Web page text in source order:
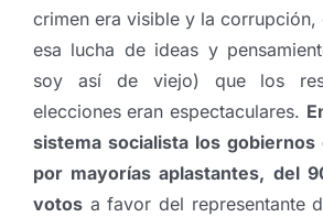
crimen era visible y la corrupción,
esa lucha de ideas y
soy así de viejo) que los
elecciones eran espectaculares.
sistema socialista los
por mayorías aplastantes, del
votosa favor del representante